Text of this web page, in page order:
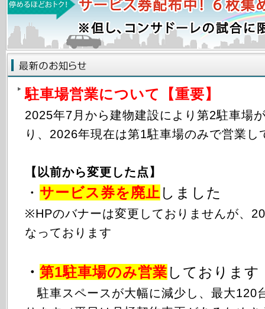
駐車場営業について【重要】
2025年7月から建物建設により第2駐車場
り、2026年現在は第1駐車場のみで営業し
【以前から変更した点】
・ サービス券を廃止 しました
※HPのバナーは変更しておりませんが、
なっております
・ 第1駐車場のみ営業 しております
駐車スペースが大幅に減少し、最大120